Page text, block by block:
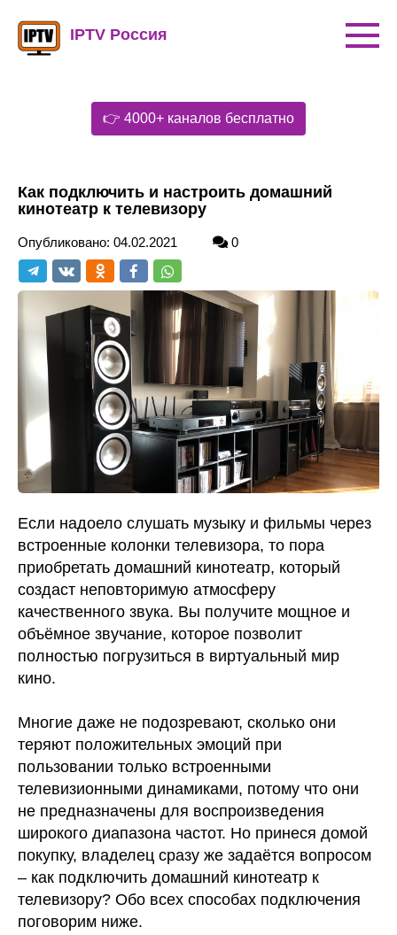
контенту
IPTV Россия
👉 4000+ каналов бесплатно
Как подключить и настроить домашний
кинотеатр к телевизору
Опубликовано: 04.02.2021 0
Если надоело слушать музыку и фильмы через
встроенные колонки телевизора, то пора
приобретать домашний кинотеатр, который
создаст неповторимую атмосферу
качественного звука. Вы получите мощное и
объёмное звучание, которое позволит
полностью погрузиться в виртуальный мир
кино.
Многие даже не подозревают, сколько они
теряют положительных эмоций при
пользовании только встроенными
телевизионными динамиками, потому что они
не предназначены для воспроизведения
широкого диапазона частот. Но принеся домой
покупку, владелец сразу же задаётся вопросом
– как подключить домашний кинотеатр к
телевизору? Обо всех способах подключения
поговорим ниже.